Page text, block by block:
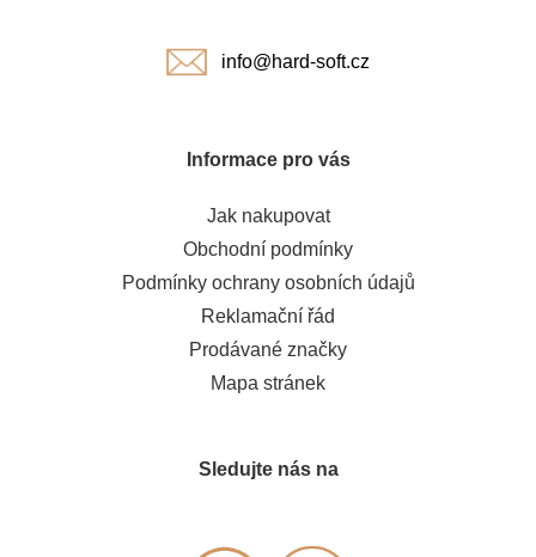
info@hard-soft.cz
Informace pro vás
Jak nakupovat
Obchodní podmínky
Podmínky ochrany osobních údajů
Reklamační řád
Prodávané značky
Mapa stránek
Sledujte nás na